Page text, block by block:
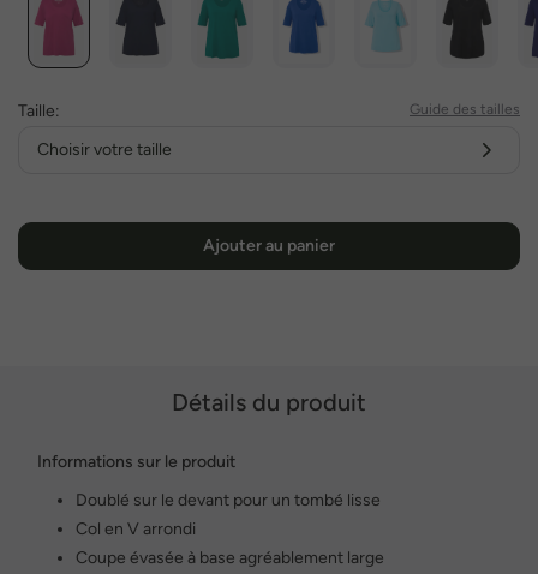
Taille: Guide des tailles
Choisir votre taille
Ajouter au panier
Détails du produit
Informations sur le produit
Doublé sur le devant pour un tombé lisse
Col en V arrondi
Coupe évasée à base agréablement large